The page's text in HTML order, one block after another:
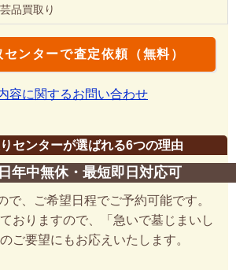
品買取り
ンターで査定依頼（無料）
容に関するお問い合わせ
センターが選ばれる6つの理由
年中無休・最短即日対応可
で、ご希望日程でご予約可能です。
おりますので、「急いで墓じまいし
ご要望にもお応えいたします。